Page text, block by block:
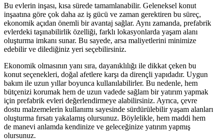
Bu evlerin inşası, kısa sürede tamamlanabilir. Geleneksel konut
inşaatına göre çok daha az iş gücü ve zaman gerektiren bu süreç,
ekonomik açıdan önemli bir avantaj sağlar. Aynı zamanda, prefabrik
evlerdeki taşınabilirlik özelliği, farklı lokasyonlarda yaşam alanı
oluşturma imkanı sunar. Bu sayede, arsa maliyetlerini minimize
edebilir ve dilediğiniz yeri seçebilirsiniz.
Ekonomik olmasının yanı sıra, dayanıklılığı ile dikkat çeken bu
konut seçenekleri, doğal afetlere karşı da dirençli yapıdadır. Uygun
bakım ile uzun yıllar boyunca kullanılabilirler. Bu nedenle, hem
bütçenizi korumak hem de uzun vadede sağlam bir yatırım yapmak
için prefabrik evleri değerlendirmeye alabilirsiniz. Ayrıca, çevre
dostu malzemelerin kullanımı sayesinde sürdürülebilir yaşam alanları
oluşturma fırsatı yakalamış olursunuz. Böylelikle, hem maddi hem
de manevi anlamda kendinize ve geleceğinize yatırım yapmış
olursunuz.